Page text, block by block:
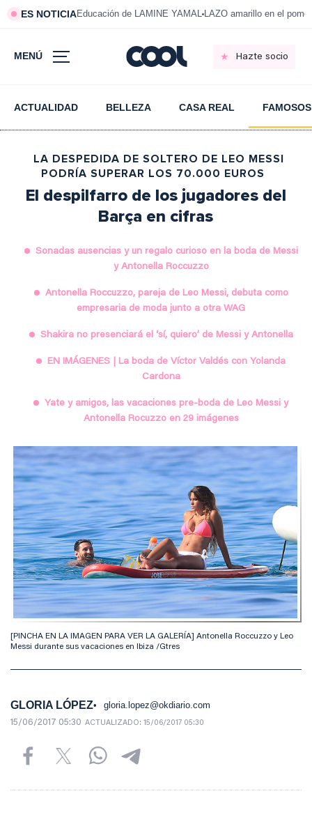
ES NOTICIAEducación de LAMINE YAMAL LAZO amarillo en el
MENÚ Hazte socio
ACTUALIDAD BELLEZA CASA REAL FAMOSOS
LA DESPEDIDA DE SOLTERO DE LEO MESSI
PODRÍA SUPERAR LOS 70.000 EUROS
El despilfarro de los jugadores del
Barça en cifras
Sonadas ausencias y un regalo curioso en la boda de Messi
y Antonella Roccuzzo
Antonella Roccuzzo, pareja de Leo Messi, debuta como
empresaria de moda junto a otra WAG
Shakira no presenciará el ‘sí, quiero’ de Messi y Antonella
EN IMÁGENES | La boda de Víctor Valdés con Yolanda
Cardona
Yate y amigos, las vacaciones pre-boda de Leo Messi y
Antonella Rocuzzo en 29 imágenes
[PINCHA EN LA IMAGEN PARA VER LA GALERÍA] Antonella Roccuzzo y Leo
Messi durante sus vacaciones en Ibiza /Gtres
GLORIA LÓPEZ gloria.lopez@okdiario.com
15/06/2017 05:30 ACTUALIZADO: 15/06/2017 05:30